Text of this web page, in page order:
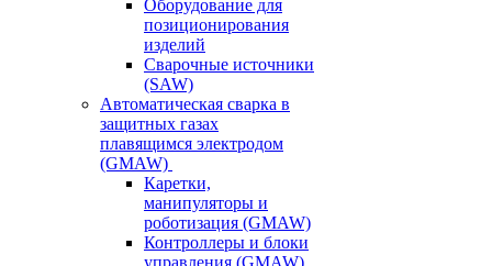
Оборудование для
позиционирования
изделий
Сварочные источники
(SAW)
Автоматическая сварка в
защитных газах
плавящимся электродом
(GMAW)
Каретки,
манипуляторы и
роботизация (GMAW)
Контроллеры и блоки
управления (GMAW)